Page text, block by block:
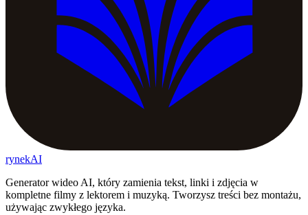
rynekAI
Generator wideo AI, który zamienia tekst, linki i zdjęcia w
kompletne filmy z lektorem i muzyką. Tworzysz treści bez montażu,
używając zwykłego języka.